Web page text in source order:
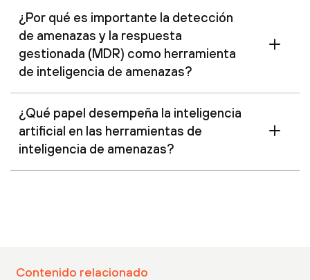
¿Por qué es importante la detección
de amenazas y la respuesta
gestionada (MDR) como herramienta
de inteligencia de amenazas?
¿Qué papel desempeña la inteligencia
artificial en las herramientas de
inteligencia de amenazas?
Contenido relacionado